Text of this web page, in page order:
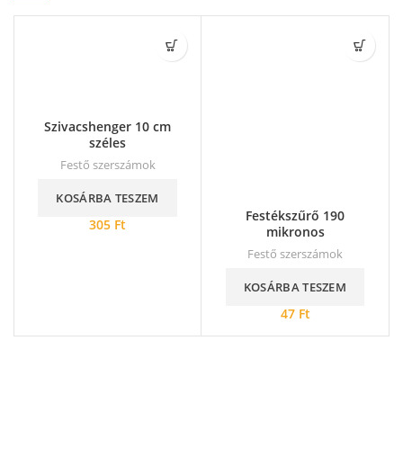
Szivacshenger 10 cm
széles
Festő szerszámok
305 Ft
KOSÁRBA TESZEM
Festékszűrő 190
mikronos
Festő szerszámok
47 Ft
KOSÁRBA TESZEM